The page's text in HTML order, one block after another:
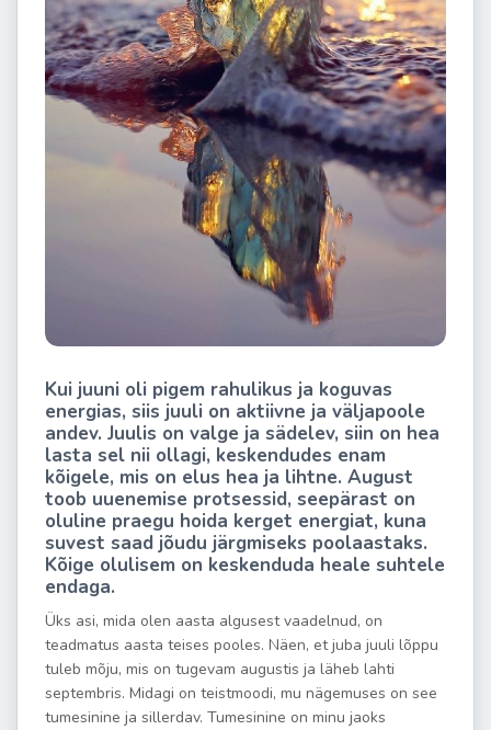
Kui juuni oli pigem rahulikus ja koguvas
energias, siis juuli on aktiivne ja väljapoole
andev. Juulis on valge ja sädelev, siin on hea
lasta sel nii ollagi, keskendudes enam
kõigele, mis on elus hea ja lihtne. August
toob uuenemise protsessid, seepärast on
oluline praegu hoida kerget energiat, kuna
suvest saad jõudu järgmiseks poolaastaks.
Kõige olulisem on keskenduda heale suhtele
endaga.
Üks asi, mida olen aasta algusest vaadelnud, on
teadmatus aasta teises pooles. Näen, et juba juuli lõppu
tuleb mõju, mis on tugevam augustis ja läheb lahti
septembris. Midagi on teistmoodi, mu nägemuses on see
tumesinine ja sillerdav. Tumesinine on minu jaoks